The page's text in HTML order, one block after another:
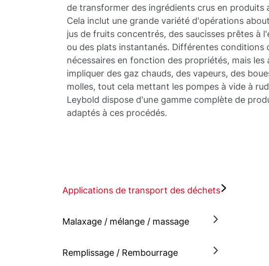
de transformer des ingrédients crus en produits
Cela inclut une grande variété d'opérations
jus de fruits concentrés, des saucisses prêtes à
ou des plats instantanés. Différentes conditions
nécessaires en fonction des propriétés, mais les
impliquer des gaz chauds, des vapeurs, des
molles, tout cela mettant les pompes à vide à
Leybold dispose d'une gamme complète de
adaptés à ces procédés.
Applications de transport des déchets
Malaxage / mélange / massage
Remplissage / Rembourrage